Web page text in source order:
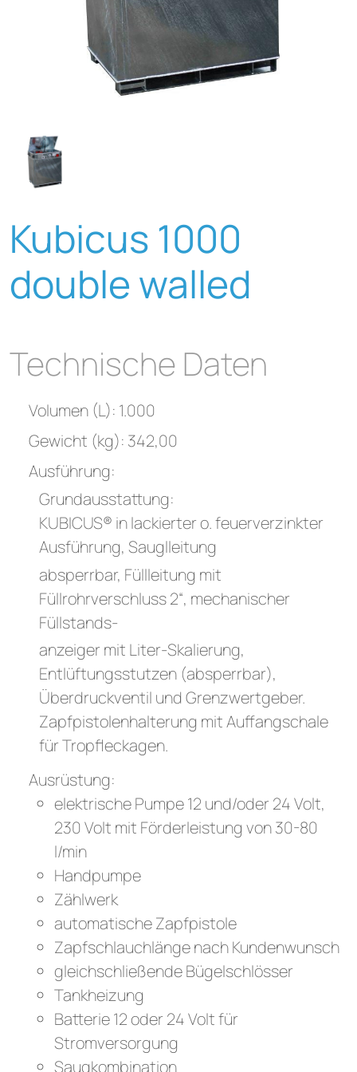
Kubicus 1000
double walled
Technische Daten
Volumen (L): 1.000
Gewicht (kg): 342,00
Ausführung:
Grundausstattung:
KUBICUS® in lackierter o. feuerverzinkter
Ausführung, Sauglleitung
absperrbar, Füllleitung mit
Füllrohrverschluss 2“, mechanischer
Füllstands-
anzeiger mit Liter-Skalierung,
Entlüftungsstutzen (absperrbar),
Überdruckventil und Grenzwertgeber.
Zapfpistolenhalterung mit Auffangschale
für Tropfleckagen.
Ausrüstung:
elektrische Pumpe 12 und/oder 24 Volt,
230 Volt mit Förderleistung von 30-80
l/min
Handpumpe
Zählwerk
automatische Zapfpistole
Zapfschlauchlänge nach Kundenwunsch
gleichschließende Bügelschlösser
Tankheizung
Batterie 12 oder 24 Volt für
Stromversorgung
Saugkombination